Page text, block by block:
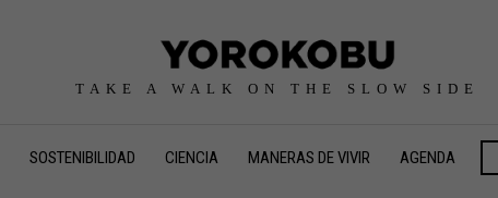
TAKE A WALK ON THE SLOW SIDE
SOSTENIBILIDAD CIENCIA MANERAS DE VIVIR AGENDA